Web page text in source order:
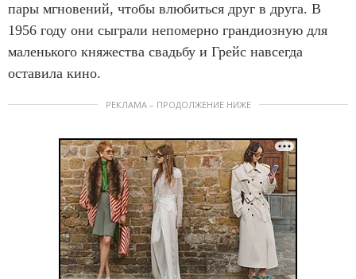
пары мгновений, чтобы влюбиться друг в друга. В
1956 году они сыграли непомерно грандиозную для
маленького княжества свадьбу и Грейс навсегда
оставила кино.
РЕКЛАМА – ПРОДОЛЖЕНИЕ НИЖЕ